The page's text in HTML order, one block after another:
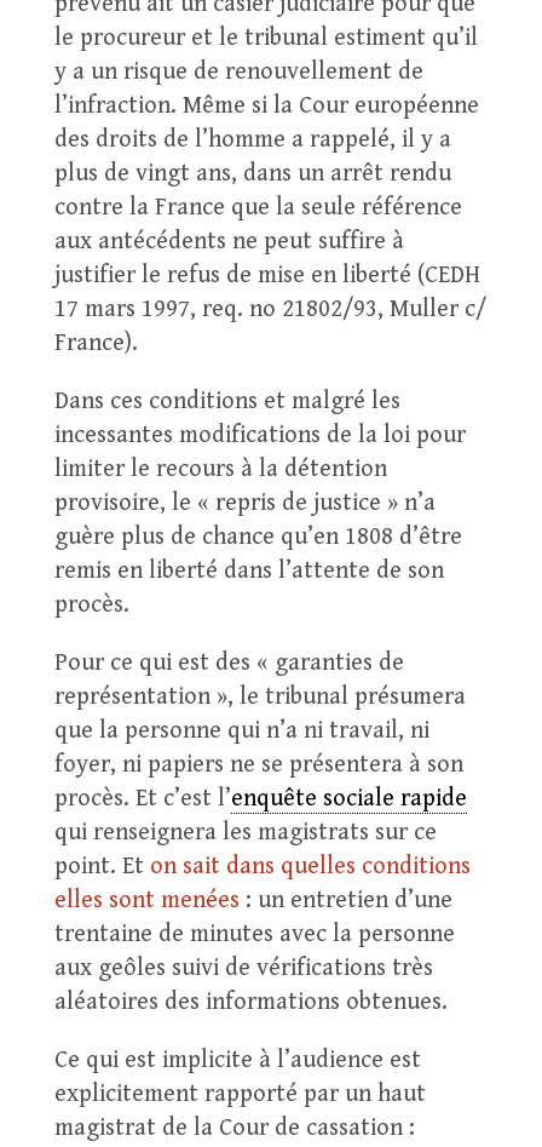
le procureur et le tribunal estiment qu’il
y a un risque de renouvellement de
l’infraction. Même si la Cour européenne
des droits de l’homme a rappelé, il y a
plus de vingt ans, dans un arrêt rendu
contre la France que la seule référence
aux antécédents ne peut suffire à
justifier le refus de mise en liberté (CEDH
17 mars 1997, req. no 21802/93, Muller c/
France).
Dans ces conditions et malgré les
incessantes modifications de la loi pour
limiter le recours à la détention
provisoire, le « repris de justice » n’a
guère plus de chance qu’en 1808 d’être
remis en liberté dans l’attente de son
procès.
Pour ce qui est des « garanties de
représentation », le tribunal présumera
que la personne qui n’a ni travail, ni
foyer, ni papiers ne se présentera à son
procès. Et c’est l’enquête sociale rapide
qui renseignera les magistrats sur ce
point. Et on sait dans quelles conditions
elles sont menées : un entretien d’une
trentaine de minutes avec la personne
aux geôles suivi de vérifications très
aléatoires des informations obtenues.
Ce qui est implicite à l’audience est
explicitement rapporté par un haut
magistrat de la Cour de cassation :